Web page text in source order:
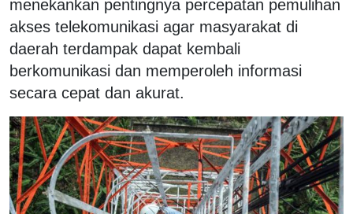
menekankan pentingnya percepatan pemulihan
akses telekomunikasi agar masyarakat di
daerah terdampak dapat kembali
berkomunikasi dan memperoleh informasi
secara cepat dan akurat.